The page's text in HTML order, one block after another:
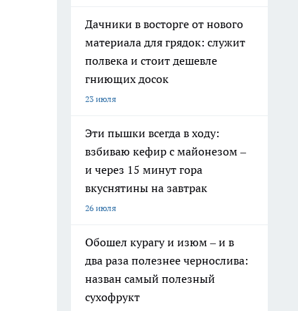
Дачники в восторге от нового
материала для грядок: служит
полвека и стоит дешевле
гниющих досок
23 июля
Эти пышки всегда в ходу:
взбиваю кефир с майонезом –
и через 15 минут гора
вкуснятины на завтрак
26 июля
Обошел курагу и изюм – и в
два раза полезнее чернослива:
назван самый полезный
сухофрукт